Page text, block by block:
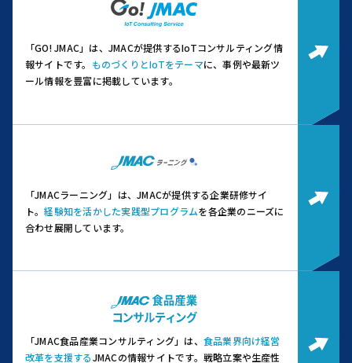
「GO! JMAC」は、JMACが提供するIoTコンサルティング情
報サイトです。 ものづくりとIoTをテーマに、事例や最新ツ
ール情報を豊富に掲載しています。
「JMACラーニング」は、JMACが提供する企業研修サイ
ト。経験知を活かした実践型プログラムを各企業のニーズに
合わせ展開しています。
「JMAC食品産業コンサルティング」は、 食品業界向け経営
改革を支援するJMACの情報サイトです。 戦略立案や生産性